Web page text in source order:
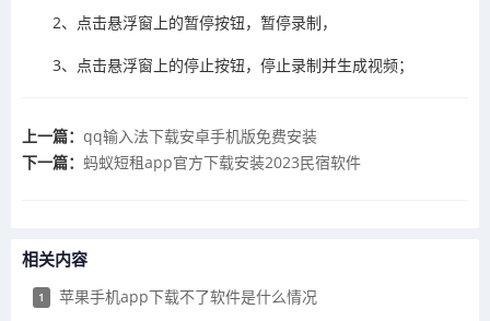
2、点击悬浮窗上的暂停按钮，暂停录制，
3、点击悬浮窗上的停止按钮，停止录制并生成视频；
上一篇： qq输入法下载安卓手机版免费安装
下一篇： ​蚂蚁短租app官方下载安装2023民宿软件
相关内容
1 苹果手机app下载不了软件是什么情况